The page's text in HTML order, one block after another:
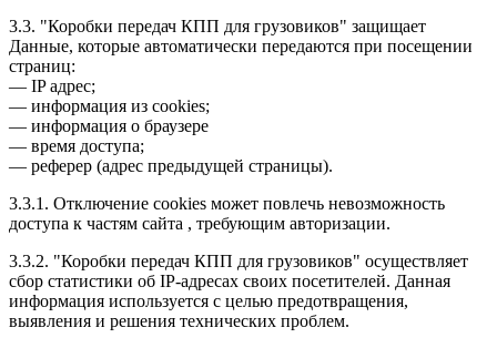
3.3. "Коробки передач КПП для грузовиков" защищает
Данные, которые автоматически передаются при посещении
страниц:
— IP адрес;
— информация из cookies;
— информация о браузере
— время доступа;
— реферер (адрес предыдущей страницы).
3.3.1. Отключение cookies может повлечь невозможность
доступа к частям сайта , требующим авторизации.
3.3.2. "Коробки передач КПП для грузовиков" осуществляет
сбор статистики об IP-адресах своих посетителей. Данная
информация используется с целью предотвращения,
выявления и решения технических проблем.